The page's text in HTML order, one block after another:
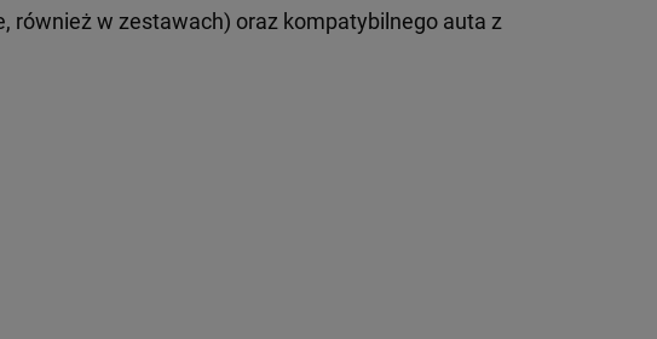
również w zestawach) oraz kompatybilnego auta z